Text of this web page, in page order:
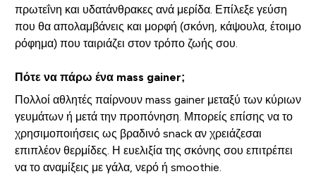
πρωτεΐνη και υδατάνθρακες ανά μερίδα. Επίλεξε γεύση
που θα απολαμβάνεις και μορφή (σκόνη, κάψουλα, έτοιμο
ρόφημα) που ταιριάζει στον τρόπο ζωής σου.
Πότε να πάρω ένα mass gainer;
Πολλοί αθλητές παίρνουν mass gainer μεταξύ των κύριων
γευμάτων ή μετά την προπόνηση. Μπορείς επίσης να το
χρησιμοποιήσεις ως βραδινό snack αν χρειάζεσαι
επιπλέον θερμίδες. Η ευελιξία της σκόνης σου επιτρέπει
να το αναμίξεις με γάλα, νερό ή smoothie.